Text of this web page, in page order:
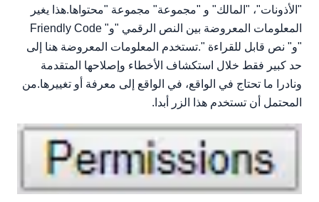
"الأذونات"، "المالك" و "مجموعة" مجموعة "محتواها.هذا يغير
المعلومات المعروضة بين النص الرقمي "و" Friendly Code
"و" نص قابل للقراءة ".تستخدم المعلومات المعروضة هنا إلى
حد كبير فقط خلال استكشاف الأخطاء وإصلاحها المتقدمة
ونادرا ما تحتاج في الواقع، في الواقع إلى معرفة أو تغييرها.من
المحتمل أن تستخدم هذا الزر أبدا.